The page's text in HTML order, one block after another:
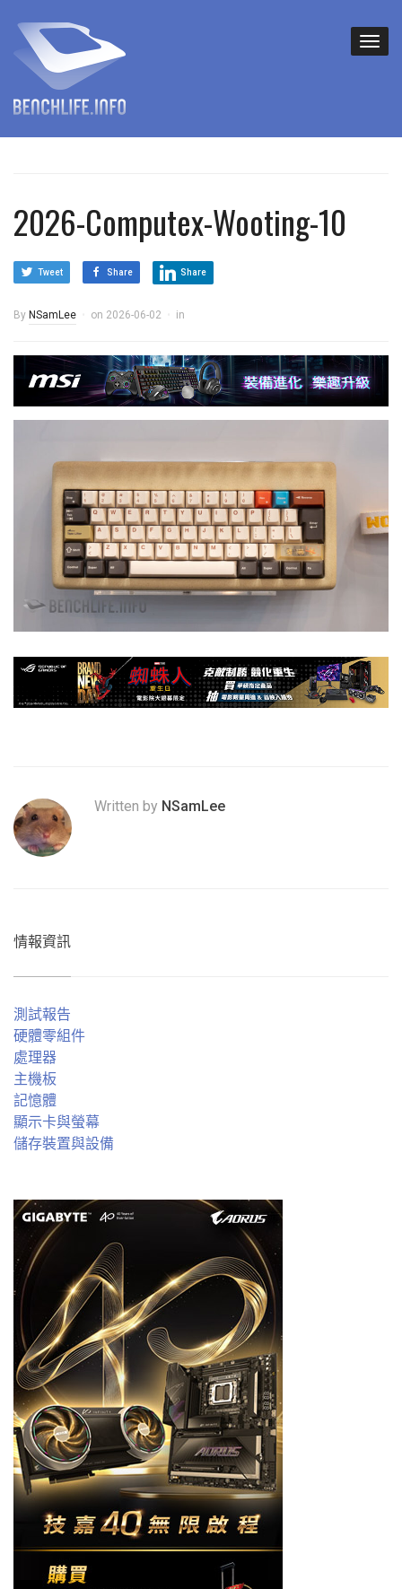
2026-Computex-Wooting-10
Tweet Share Share
By NSamLee on 2026-06-02 in
Written by NSamLee
情報資訊
測試報告
硬體零組件
處理器
主機板
記憶體
顯示卡與螢幕
儲存裝置與設備